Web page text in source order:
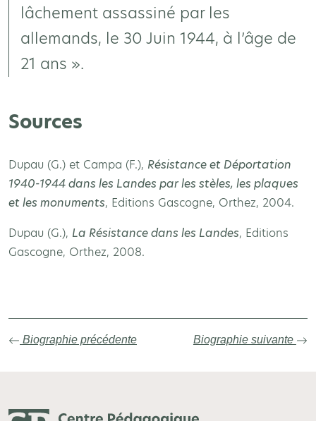
lâchement assassiné par les
allemands, le 30 Juin 1944, à l’âge de
21 ans ».
Sources
Dupau (G.) et Campa (F.), Résistance et Déportation
1940-1944 dans les Landes par les stèles, les plaques
et les monuments, Editions Gascogne, Orthez, 2004.
Dupau (G.), La Résistance dans les Landes, Editions
Gascogne, Orthez, 2008.
Biographie précédente Biographie suivante